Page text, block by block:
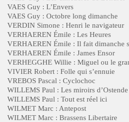
VAES Guy : L’Envers
VAES Guy : Octobre long dimanche
VERDIN Simone : Henri le navigateur
VERHAEREN Émile : Les Heures
VERHAEREN Émile : Il fait dimanche
VERHAEREN Émile : James Ensor
VERHEGGHE Willie : Miguel ou le
VIVIER Robert : Folle qui s’ennuie
VREBOS Pascal : Cyclochoc
WILLEMS Paul : Les miroirs d’Ostende
WILLEMS Paul : Tout est réel ici
WILMET Marc : Antepost
WILMET Marc : Brassens Libertaire